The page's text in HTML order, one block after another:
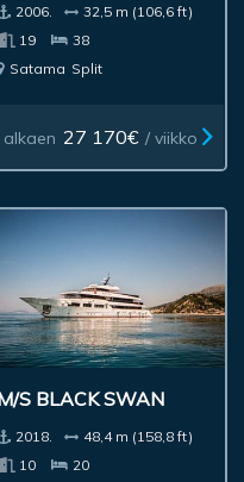
2006.
32,5 m (106,6 ft)
19
38
Satama Split
alkaen 27 170€ / viikko
S BLACK SWAN
2018.
48,4 m (158,8 ft)
10
20